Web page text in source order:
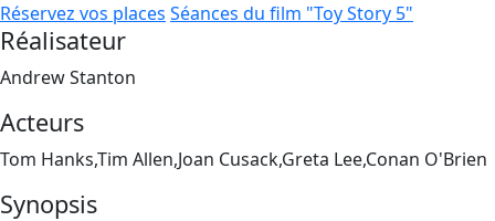
Réservez vos places Séances du film "Toy Story 5"
Réalisateur
Andrew Stanton
Acteurs
Tom Hanks,Tim Allen,Joan Cusack,Greta Lee,Conan O'Brien
Synopsis